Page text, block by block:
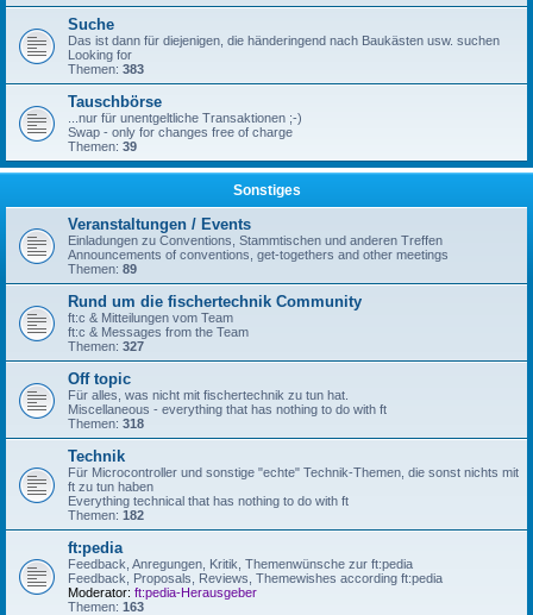
Suche
Das ist dann für diejenigen, die händeringend nach Baukästen usw. suchen
Looking for
Themen: 383
Tauschbörse
...nur für unentgeltliche Transaktionen ;-)
Swap - only for changes free of charge
Themen: 39
Sonstiges
Veranstaltungen / Events
Einladungen zu Conventions, Stammtischen und anderen Treffen
Announcements of conventions, get-togethers and other meetings
Themen: 89
Rund um die fischertechnik Community
ft:c & Mitteilungen vom Team
ft:c & Messages from the Team
Themen: 327
Off topic
Für alles, was nicht mit fischertechnik zu tun hat.
Miscellaneous - everything that has nothing to do with ft
Themen: 318
Technik
Für Microcontroller und sonstige "echte" Technik-Themen, die sonst nichts mit
ft zu tun haben
Everything technical that has nothing to do with ft
Themen: 182
ft:pedia
Feedback, Anregungen, Kritik, Themenwünsche zur ft:pedia
Feedback, Proposals, Reviews, Themewishes according ft:pedia
Moderator: ft:pedia-Herausgeber
Themen: 163